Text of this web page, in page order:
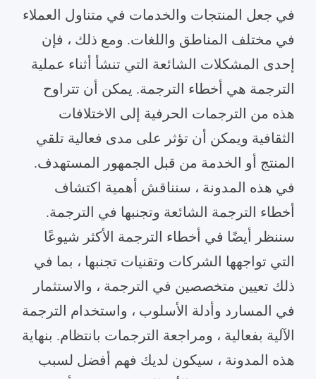
في جعل المنتجات والخدمات في متناول العملاء
في مختلف المناطق واللغات. ومع ذلك ، فإن
إحدى المشكلات الشائعة التي تنشأ أثناء عملية
الترجمة هي أخطاء الترجمة. يمكن أن تتراوح
هذه من الترجمات الحرفية إلى الاختلافات
الثقافية ويمكن أن تؤثر على مدى فعالية تلقي
المنتج أو الخدمة من قبل الجمهور المستهدف.
في هذه المدونة ، سنناقش أهمية اكتشاف
أخطاء الترجمة الشائعة وتجنبها في الترجمة.
سننظر أيضًا في أخطاء الترجمة الأكثر شيوعًا
التي تواجهها الشركات وتقنيات تجنبها ، بما في
ذلك تعيين متخصصين في الترجمة ، والاستثمار
في المسارد وأدلة الأسلوب ، واستخدام الترجمة
الآلية بفعالية ، ومراجعة الترجمات بانتظام. بنهاية
هذه المدونة ، سيكون لديك فهم أفضل لسبب